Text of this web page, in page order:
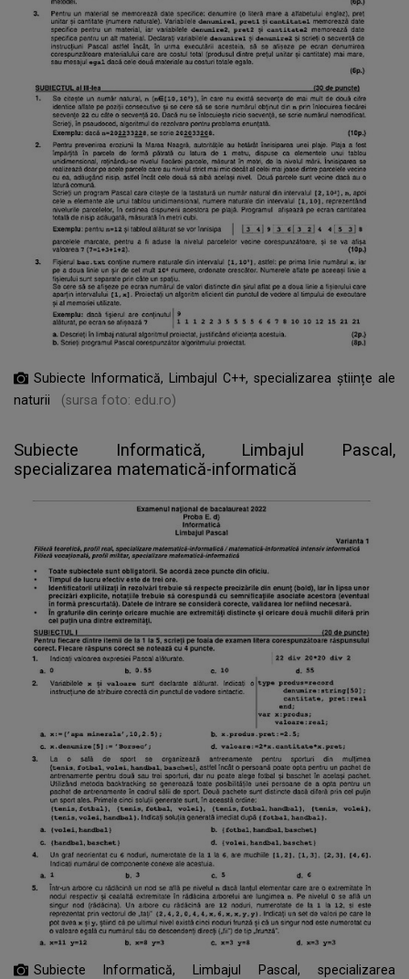
Subiecte Informatică, Limbajul C++, specializarea științe ale
naturii
(sursa foto: edu.ro)
Subiecte Informatică, Limbajul Pascal,
specializarea matematică-informatică
Subiecte Informatică, Limbajul Pascal, specializarea